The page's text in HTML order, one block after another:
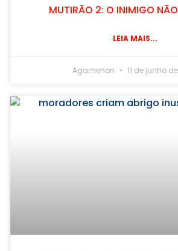
MUTIRÃO 2: O INIMIGO
LEIA MAIS...
Agamenon 11 de junho